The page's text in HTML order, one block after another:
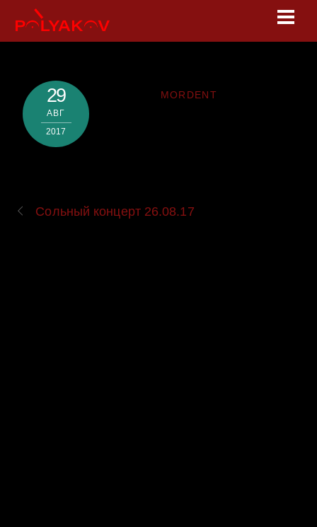
29
АВГ
2017
MORDENT
Сольный концерт 26.08.17